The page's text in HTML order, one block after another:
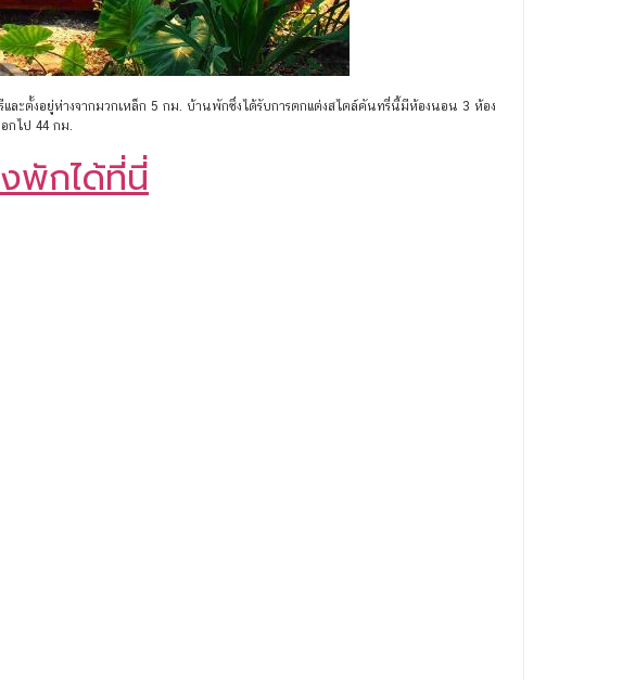
ะตั้งอยู่ห่างจากมวกเหล็ก 5 กม. บ้านพักซึ่งได้รับการตกแต่งสไตล์คันทรี่นี้มีห้องนอน 3 ห้อง
กไป 44 กม.
พักได้ที่นี่